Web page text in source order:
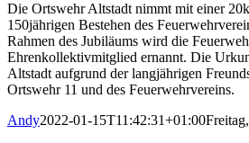
Die Ortswehr Altstadt nimmt mit einer
150jährigen Bestehen des
Rahmen des Jubiläums wird die
Ehrenkollektivmitglied ernannt. Die
Altstadt aufgrund der langjährigen
Ortswehr 11 und des Feuerwehrvereins.
Andy2022-01-15T11:42:31+01:00